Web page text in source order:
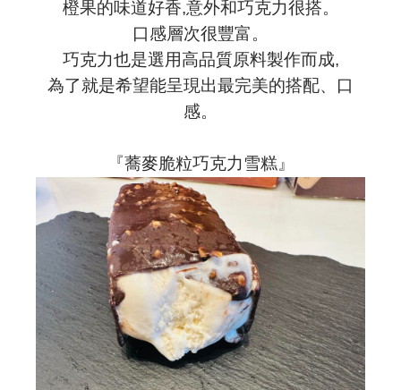
橙果的味道好香,意外和巧克力很搭。
口感層次很豐富。
巧克力也是選用高品質原料製作而成,
為了就是希望能呈現出最完美的搭配、口
感。
『蕎麥脆粒巧克力雪糕』